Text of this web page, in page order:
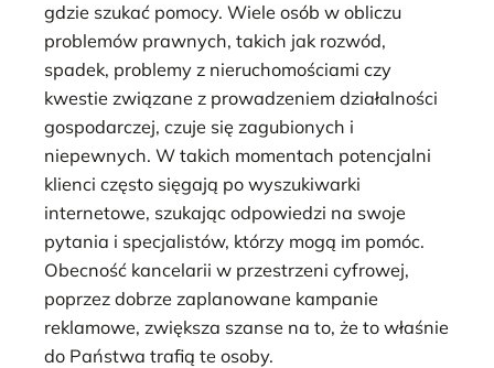
gdzie szukać pomocy. Wiele osób w obliczu
problemów prawnych, takich jak rozwód,
spadek, problemy z nieruchomościami czy
kwestie związane z prowadzeniem działalności
gospodarczej, czuje się zagubionych i
niepewnych. W takich momentach potencjalni
klienci często sięgają po wyszukiwarki
internetowe, szukając odpowiedzi na swoje
pytania i specjalistów, którzy mogą im pomóc.
Obecność kancelarii w przestrzeni cyfrowej,
poprzez dobrze zaplanowane kampanie
reklamowe, zwiększa szanse na to, że to właśnie
do Państwa trafią te osoby.